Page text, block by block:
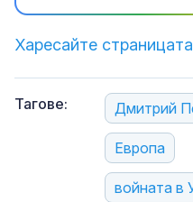
Харесайте
Тагове: Дмитрий
Европа
войната в